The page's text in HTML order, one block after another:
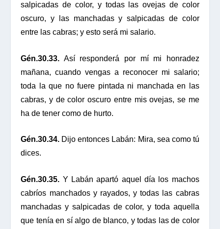
salpicadas de color, y todas las ovejas de color
oscuro, y las manchadas y salpicadas de color
entre las cabras; y esto será mi salario.
Gén.30.33. Así responderá por mí mi honradez
mañana, cuando vengas a reconocer mi salario;
toda la que no fuere pintada ni manchada en las
cabras, y de color oscuro entre mis ovejas, se me
ha de tener como de hurto.
Gén.30.34. Dijo entonces Labán: Mira, sea como tú
dices.
Gén.30.35. Y Labán apartó aquel día los machos
cabríos manchados y rayados, y todas las cabras
manchadas y salpicadas de color, y toda aquella
que tenía en sí algo de blanco, y todas las de color